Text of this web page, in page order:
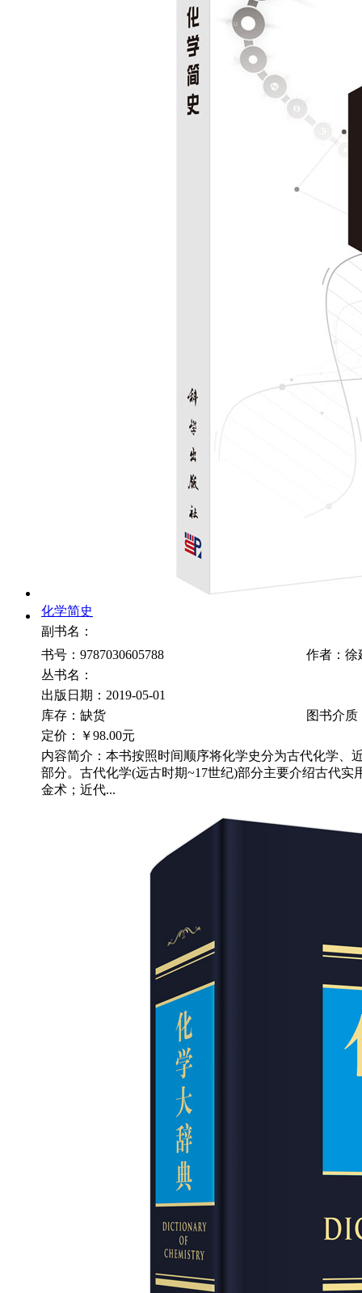
化学简史
副书名：
书号：9787030605788
作者：徐
丛书名：
出版日期：2019-05-01
库存：缺货
图书介质
定价：
￥98.00元
内容简介：本书按照时间顺序将化学史分为古代化学、
部分。古代化学(远古时期~17世纪)部分主要介绍古代实
金术；近代...